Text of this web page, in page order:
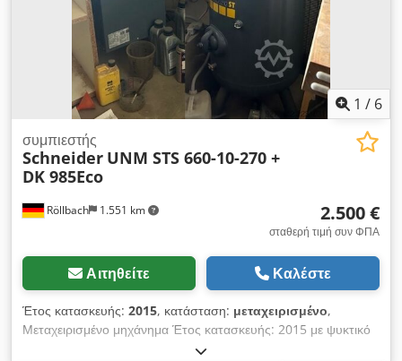
1 / 6
Röllbach 1.551 km
συμπιεστής
Schneider UNM STS 660-10-270 +
DK 985Eco
2.500 €
σταθερή τιμή συν ΦΠΑ
Αιτηθείτε Καλέστε
Έτος κατασκευής: 2015, κατάσταση: μεταχειρισμένο,
Μεταχειρισμένο μηχάνημα Έτος κατασκευής: 2015 με ψυκτικό
ξηραντήρα Εξοπλισμός και τεχνικά χαρακτηριστικά: - Πίεση: 10